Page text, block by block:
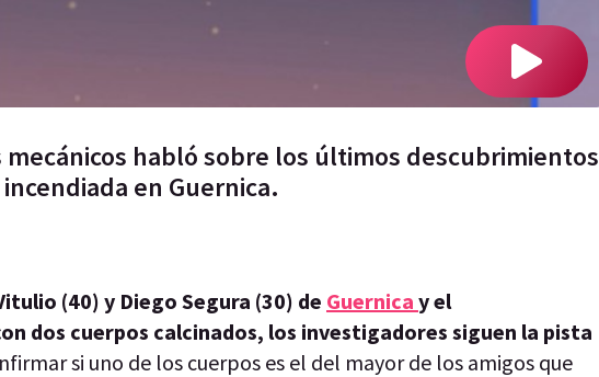
habló sobre los últimos descubrimientos
en Guernica.
(40) y Diego Segura (30) de Guernica y el
dos cuerpos calcinados, los investigadores siguen la pista
si uno de los cuerpos es el del mayor de los amigos que